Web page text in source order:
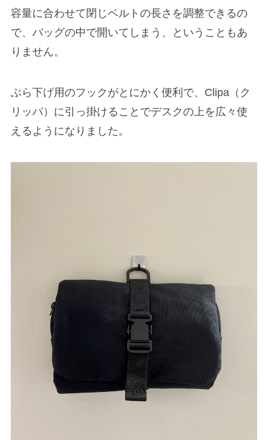
容量に合わせて閉じベルトの長さを調整できるの
で、バッグの中で開いてしまう、ということもあ
りません。
ぶら下げ用のフックがとにかく便利で、Clipa（ク
リッパ）に引っ掛けることでデスクの上を広々使
えるようになりました。